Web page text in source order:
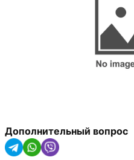
Дополнительный вопрос